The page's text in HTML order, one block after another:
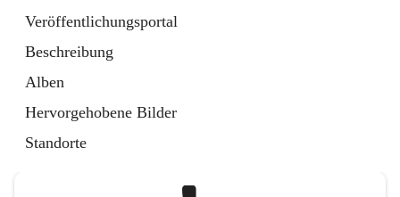
Veröffentlichungsportal
Beschreibung
Alben
Hervorgehobene Bilder
Standorte